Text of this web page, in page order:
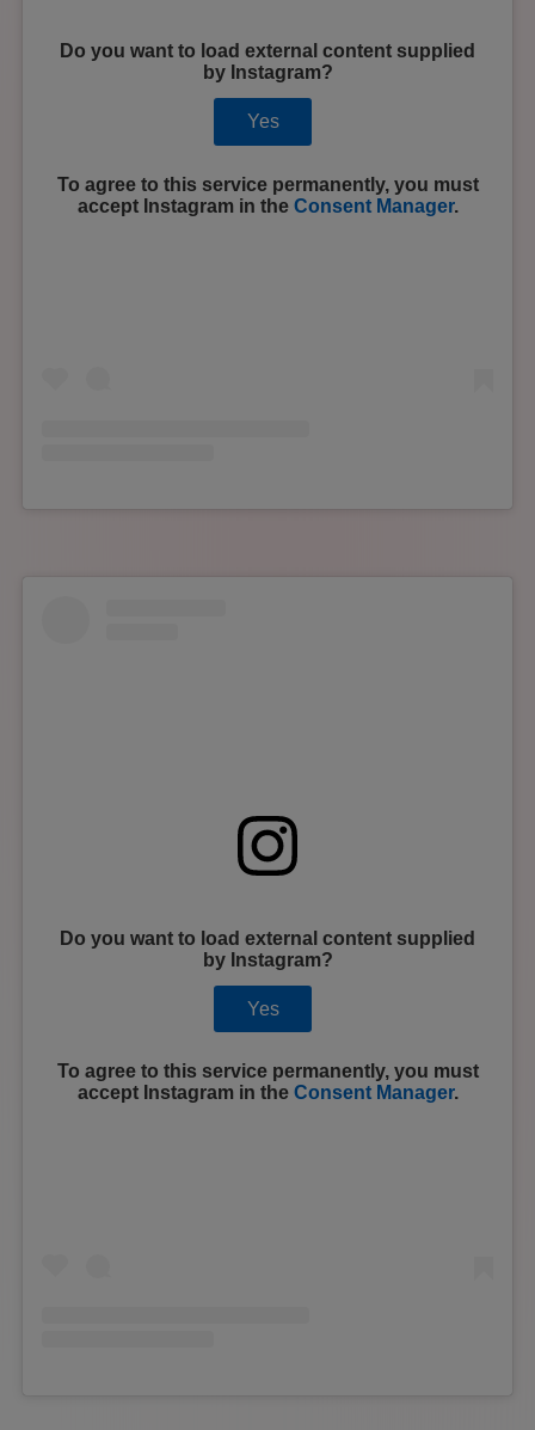
Do you want to load external content supplied
by Instagram?
Yes
To agree to this service permanently, you must
accept Instagramin the Consent Manager.
Do you want to load external content supplied
by Instagram?
Yes
To agree to this service permanently, you must
accept Instagramin the Consent Manager.